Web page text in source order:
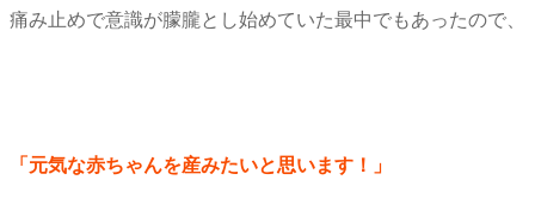
痛み止めで意識が朦朧とし始めていた最中でもあったので、
「元気な赤ちゃんを産みたいと思います！」